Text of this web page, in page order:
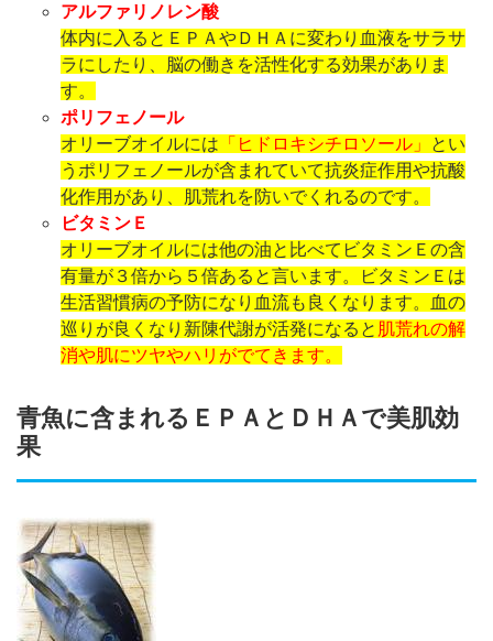
アルファリノレン酸
体内に入るとＥＰＡやＤＨＡに変わり血液をサラサ
ラにしたり、脳の働きを活性化する効果がありま
す。
ポリフェノール
オリーブオイルには 「ヒドロキシチロソール」
とい
うポリフェノールが含まれていて抗炎症作用や抗酸
化作用があり、肌荒れを防いでくれるのです。
ビタミンＥ
オリーブオイルには他の油と比べてビタミンＥの含
有量が３倍から５倍あると言います。ビタミンＥは
生活習慣病の予防になり血流も良くなります。血の
巡りが良くなり新陳代謝が活発になると 肌荒れの解
消や肌にツヤやハリがでてきます。
青魚に含まれるＥＰＡとＤＨＡで美肌効
果